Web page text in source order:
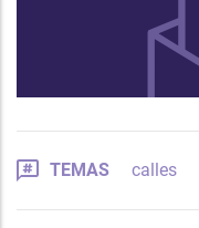
TEMAS calles